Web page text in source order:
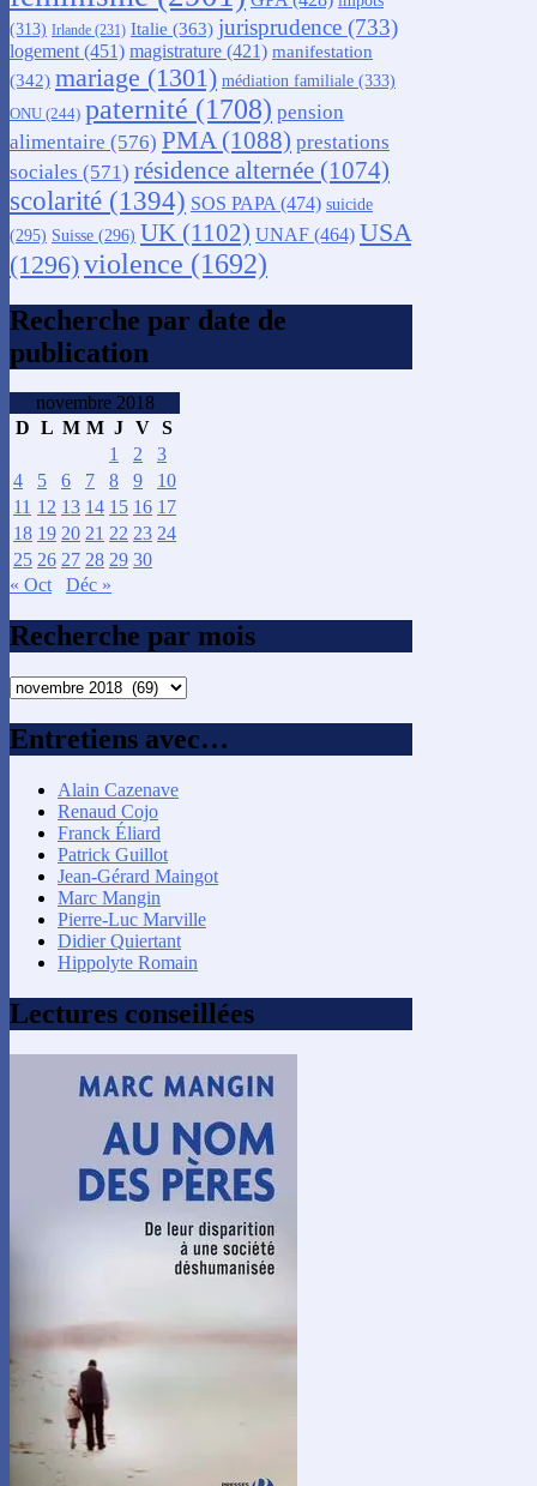
(313) Irlande (231) Italie (363) jurisprudence (733)
logement (451) magistrature (421) manifestation
(342) mariage (1301) médiation familiale (333)
ONU (244) paternité (1708) pension
alimentaire (576) PMA (1088) prestations
sociales (571) résidence alternée (1074)
scolarité (1394) SOS PAPA (474) suicide
(295) Suisse (296) UK (1102) UNAF (464) USA
(1296)violence (1692)
Recherche par date de
publication
novembre 2018
D L M M J V S
1
2
3
4
5 6 7 8 9
10
11 12 13 14 15 16 17
18 19 20 21 22 23 24
25 26 27 28 29 30
« Oct
Déc »
Recherche par mois
Recherche
mois
Entretiens avec…
Alain Cazenave
Renaud Cojo
Franck Éliard
Patrick Guillot
Jean-Gérard Maingot
Marc Mangin
Pierre-Luc Marville
Didier Quiertant
Hippolyte Romain
Lectures conseillées